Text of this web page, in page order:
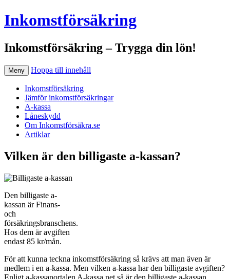
Inkomstförsäkring
Inkomstförsäkring – Trygga din lön!
Meny Hoppa till innehåll
Inkomstförsäkring
Jämför inkomstförsäkringar
A-kassa
Låneskydd
Om Inkomstförsäkra.se
Artiklar
Vilken är den billigaste a-kassan?
Den billigaste a-
kassan är Finans-
och
försäkringsbranschens.
Hos dem är avgiften
endast 85 kr/mån.
För att kunna teckna inkomstförsäkring så krävs att man även är
medlem i en a-kassa. Men vilken a-kassa har den billigaste avgiften?
Enligt a-kassaportalen A-kassa.net så är den billigaste a-kassan